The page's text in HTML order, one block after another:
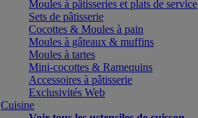
Moules à pâtisseries et plats de service
Sets de pâtisserie
Cocottes & Moules à pain
Moules à gâteaux & muffins
Moules à tartes
Mini-cocottes & Ramequins
Accessoires à pâtisserie
Exclusivités Web
Cuisine